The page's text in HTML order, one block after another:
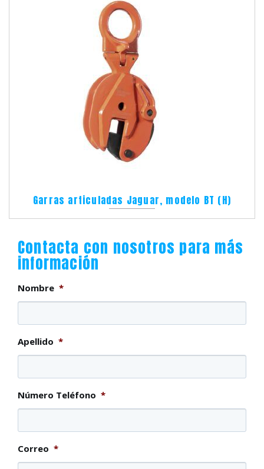
Garras articuladas Jaguar, modelo BT (H)
Contacta con nosotros para más
información
Nombre *
Apellido *
Número Teléfono *
Correo *